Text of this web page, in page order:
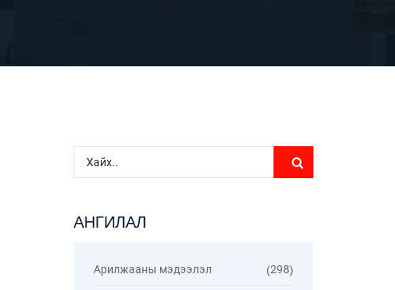
АНГИЛАЛ
Арилжааны мэдээлэл 298